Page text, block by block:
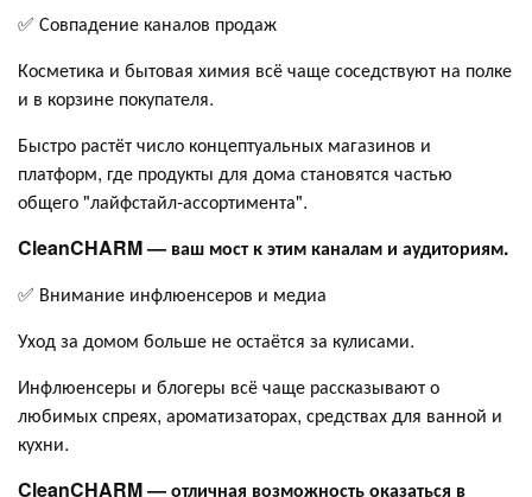
✅ Совпадение каналов продаж
Косметика и бытовая химия всё чаще соседствуют на полке
и в корзине покупателя.
Быстро растёт число концептуальных магазинов и
платформ, где продукты для дома становятся частью
общего "лайфстайл-ассортимента".
CleanCHARM — ваш мост к этим каналам и аудиториям.
✅ Внимание инфлюенсеров и медиа
Уход за домом больше не остаётся за кулисами.
Инфлюенсеры и блогеры всё чаще рассказывают о
любимых спреях, ароматизаторах, средствах для ванной и
кухни.
CleanCHARM — отличная возможность оказаться в